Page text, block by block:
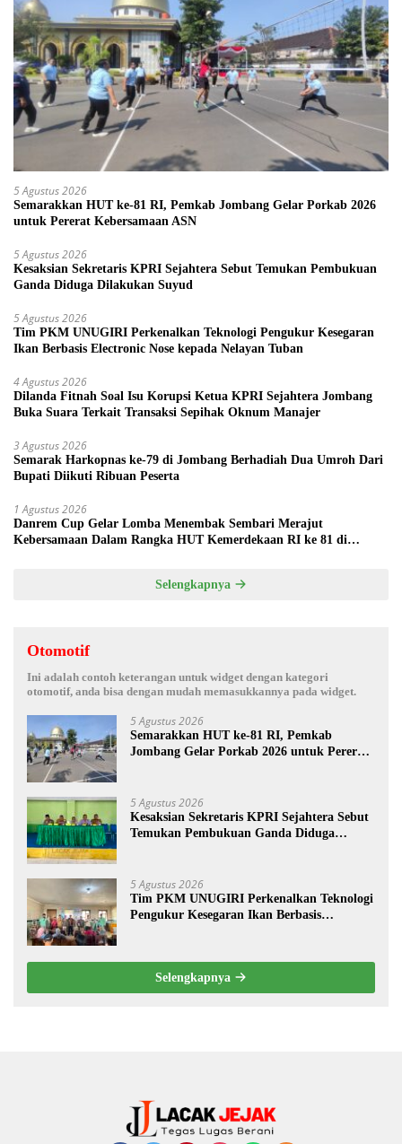
5 Agustus 2026
Semarakkan HUT ke-81 RI, Pemkab Jombang Gelar Porkab 2026
untuk Pererat Kebersamaan ASN
5 Agustus 2026
Kesaksian Sekretaris KPRI Sejahtera Sebut Temukan Pembukuan
Ganda Diduga Dilakukan Suyud
5 Agustus 2026
Tim PKM UNUGIRI Perkenalkan Teknologi Pengukur Kesegaran
Ikan Berbasis Electronic Nose kepada Nelayan Tuban
4 Agustus 2026
Dilanda Fitnah Soal Isu Korupsi Ketua KPRI Sejahtera Jombang
Buka Suara Terkait Transaksi Sepihak Oknum Manajer
3 Agustus 2026
Semarak Harkopnas ke-79 di Jombang Berhadiah Dua Umroh Dari
Bupati Diikuti Ribuan Peserta
1 Agustus 2026
Danrem Cup Gelar Lomba Menembak Sembari Merajut
Kebersamaan Dalam Rangka HUT Kemerdekaan RI ke 81 di
Selengkapnya
Otomotif
Ini adalah contoh keterangan untuk widget dengan kategori
otomotif, anda bisa dengan mudah memasukkannya pada widget.
5 Agustus 2026
Semarakkan HUT ke-81 RI, Pemkab
Jombang Gelar Porkab 2026 untuk Pererat
5 Agustus 2026
Kesaksian Sekretaris KPRI Sejahtera Sebut
Temukan Pembukuan Ganda Diduga
5 Agustus 2026
Tim PKM UNUGIRI Perkenalkan Teknologi
Pengukur Kesegaran Ikan Berbasis
Selengkapnya